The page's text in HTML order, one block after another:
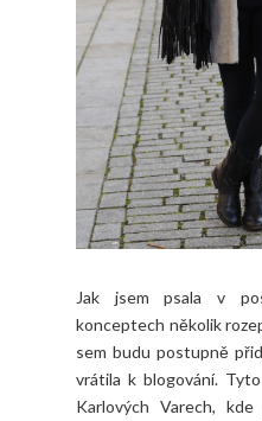
Jak jsem psala v
konceptech několik
sem budu postupně
vrátila k blogování.
Karlových Varech,